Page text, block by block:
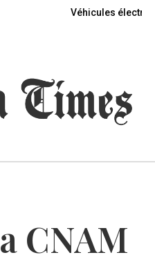
Véhicules
CNAM